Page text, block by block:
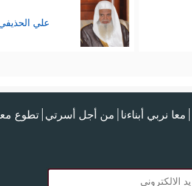
علي
معا نربي أبناءنا من أجل أسرتي تطوع